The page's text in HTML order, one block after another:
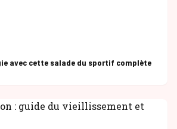
avec cette salade du sportif complète